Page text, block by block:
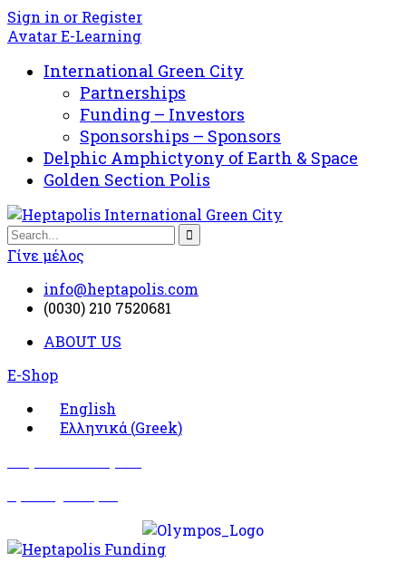
Sign in or Register
Avatar E-Learning
International Green City
Partnerships
Funding – Investors
Sponsorships – Sponsors
Delphic Amphictyony of Earth & Space
Golden Section Polis
Γίνε μέλος
info@heptapolis.com
(0030) 210 7520681
ABOUT US
E-Shop
English
Ελληνικά (Greek)